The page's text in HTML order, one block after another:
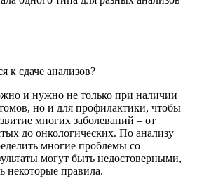
к сдаче анализов?
и нужно не только при наличии
но и для профилактики, чтобы
многих заболеваний – от
до онкологических. По анализу
многие проблемы со
могут быть недостоверными,
некоторые правила.